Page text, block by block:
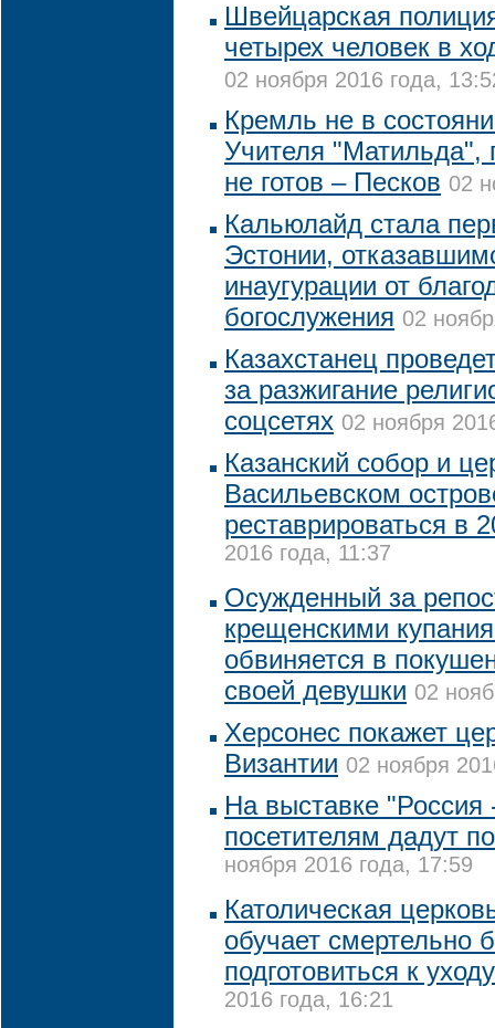
Швейцарская
четырех человек в
02 ноября 2016 года,
Кремль не в
Учителя "Матильда",
не готов – Песков 02
Кальюлайд стала
Эстонии,
инаугурации от
богослужения 02
Казахстанец
за разжигание
соцсетях 02 ноября
Казанский собор и
Васильевском
реставрироваться в
2016 года, 11:37
Осужденный за
крещенскими
обвиняется в
своей девушки 02
Херсонес покажет
Византии 02 ноября
На выставке "Россия
посетителям дадут
ноября 2016 года, 17:59
Католическая
обучает смертельно
подготовиться к
2016 года, 16:21